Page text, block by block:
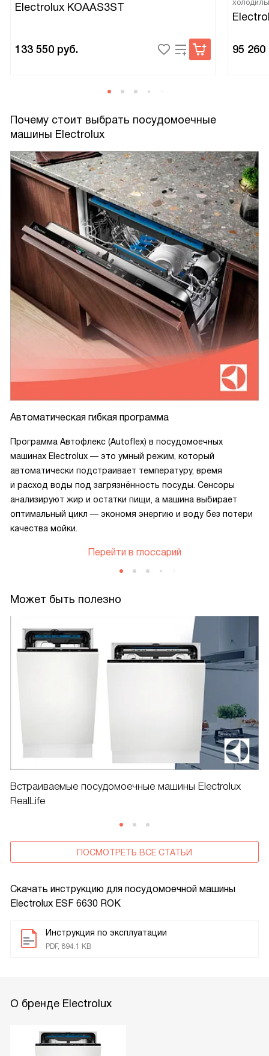
Скачать инструкцию для посудомоечной машины
Electrolux ESF 6630 ROK
Инструкция по эксплуатации
PDF, 894.1 KB
Electrolux KOAAS3ST
133 550 руб. 95 260
Почему стоит выбрать посудомоечные
машины Electrolux
Автоматическая гибкая программа
Программа Автофлекс (Autoflex) в посудомоечных
машинах Electrolux — это умный режим, который
автоматически подстраивает температуру, время
и расход воды под загрязнённость посуды. Сенсоры
анализируют жир и остатки пищи, а машина выбирает
оптимальный цикл — экономя энергию и воду без потери
качества мойки.
Перейти в глоссарий
Может быть полезно
Встраиваемые посудомоечные машины Electrolux
RealLife
ПОСМОТРЕТЬ ВСЕ СТАТЬИ
О бренде Electrolux